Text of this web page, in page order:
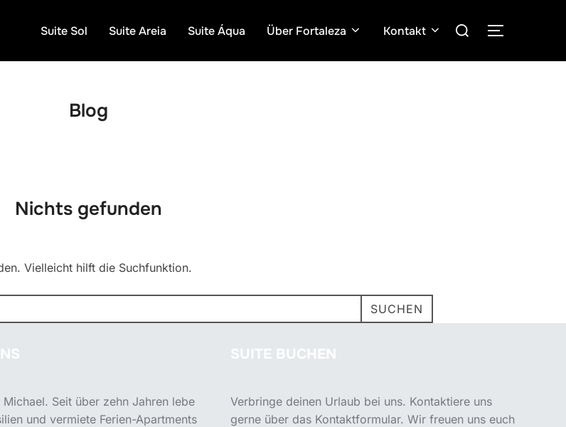
Suite Sol Suite Areia Suite Áqua Über Fortaleza Kontakt
Suchen
Blog
Nichts gefunden
Vielleicht hilft die Suchfunktion.
SUCHEN
Seit über zehn Jahren lebe
und vermiete Ferien-Apartments
SUITE BUCHEN
Verbringe deinen Urlaub bei uns. Kontaktiere uns
gerne über das Kontaktformular. Wir freuen uns euch